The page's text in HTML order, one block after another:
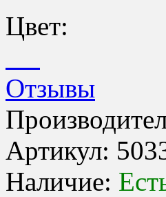
Цвет:
Отзывы
Артикул:
Наличие: